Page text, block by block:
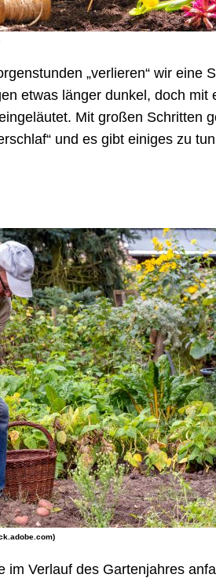
„verlieren“ wir eine
etwas länger dunkel, doch mit
Mit großen Schritten
und es gibt einiges zu
Verlauf des Gartenjahres